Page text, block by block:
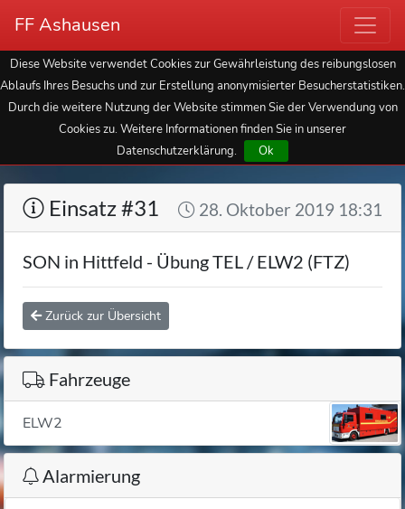
FF Ashausen
Diese Website verwendet Cookies zur Gewährleistung des reibungslosen
Ablaufs Ihres Besuchs und zur Erstellung anonymisierter Besucherstatistiken.
Durch die weitere Nutzung der Website stimmen Sie der Verwendung von
Cookies zu. Weitere Informationen finden Sie in unserer
Datenschutzerklärung.
Ok
Einsatz #31 28. Oktober 2019 18:31
SON in Hittfeld - Übung TEL / ELW2 (FTZ)
Zurück zur Übersicht
Fahrzeuge
ELW2
Alarmierung